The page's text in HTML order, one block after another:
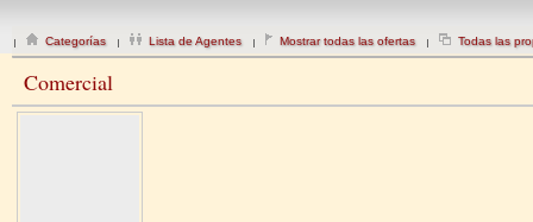
Categorías Lista de Agentes Mostrar todas las ofertas Todas las
Comercial